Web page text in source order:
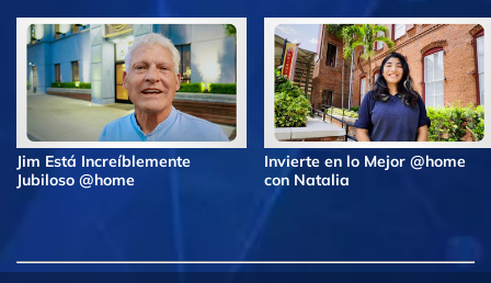
Jim Está Increíblemente
Jubiloso @home
Invierte en lo Mejor @home
con Natalia